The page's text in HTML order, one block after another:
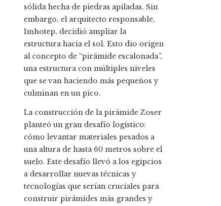
sólida hecha de piedras apiladas. Sin
embargo, el arquitecto responsable,
Imhotep, decidió ampliar la
estructura hacia el sol. Esto dio origen
al concepto de “pirámide escalonada”,
una estructura con múltiples niveles
que se van haciendo más pequeños y
culminan en un pico.
La construcción de la pirámide Zoser
planteó un gran desafío logístico:
cómo levantar materiales pesados ​​a
una altura de hasta 60 metros sobre el
suelo. Este desafío llevó a los egipcios
a desarrollar nuevas técnicas y
tecnologías que serían cruciales para
construir pirámides más grandes y